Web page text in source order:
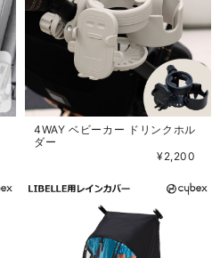
4WAY ベビーカー ドリンクホル
ダー
¥2,200